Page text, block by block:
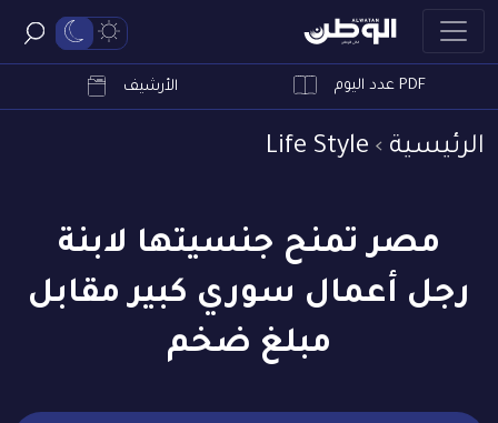
PDF عدد اليوم الأرشيف
الرئيسية Life Style
مصر تمنح جنسيتها لابنة
رجل أعمال سوري كبير مقابل
مبلغ ضخم